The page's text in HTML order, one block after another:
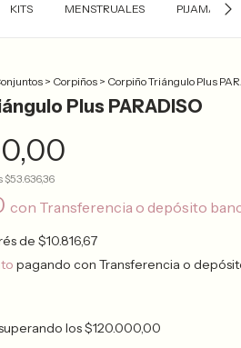
KITS MENSTRUALES PIJAMAS
> Corpiños > Corpiño Triángulo Plus
Plus PARADISO
$53.636,36
con Transferencia o depósito
de $10.816,67
pagando con Transferencia o
los$120.000,00